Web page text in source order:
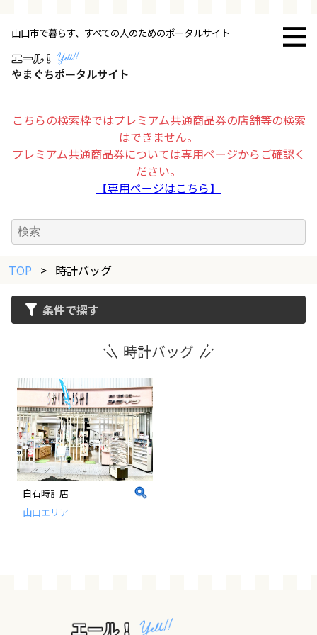
山口市で暮らす、すべての人のためのポータルサイト
こちらの検索枠ではプレミアム共通商品券の店舗等の検索
はできません。
プレミアム共通商品券については専用ページからご確認く
ださい。
【専用ページはこちら】
トップページ
その他
求人情報
お得
新規登録の事業者の皆様
すでにご登録済み事業者の皆様
イベント情報の掲載はこちら
TOP > 時計バッグ
条件で探す
時計バッグ
白石時計店
山口エリア